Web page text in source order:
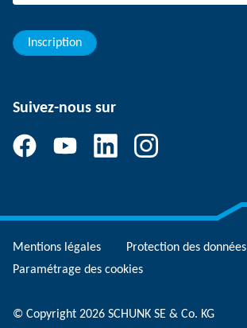
Vos avantages
Inscription
Suivez-nous sur
Mentions légales Protection des données
Paramétrage des cookies
© Copyright 2026 SCHUNK SE & Co. KG